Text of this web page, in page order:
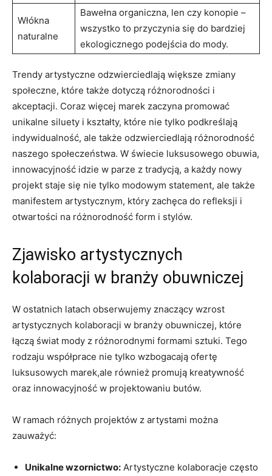
Włókna
naturalne
Bawełna organiczna, len czy konopie –
wszystko to przyczynia się do bardziej
ekologicznego podejścia do mody.
Trendy artystyczne odzwierciedlają większe zmiany
społeczne, które także dotyczą różnorodności i
akceptacji. Coraz więcej marek zaczyna promować
unikalne siluety i kształty, które nie tylko podkreślają
indywidualność, ale także odzwierciedlają różnorodność
naszego społeczeństwa. W świecie luksusowego obuwia,
innowacyjność idzie w parze z tradycją, a każdy nowy
projekt staje się nie tylko modowym statement, ale także
manifestem artystycznym, który zachęca do refleksji i
otwartości na różnorodność form i stylów.
Zjawisko artystycznych
kolaboracji w branży obuwniczej
W ostatnich latach obserwujemy znaczący wzrost
artystycznych kolaboracji w branży obuwniczej, które
łączą świat mody z różnorodnymi formami sztuki. Tego
rodzaju współprace nie tylko wzbogacają ofertę
luksusowych marek,ale również promują kreatywność
oraz innowacyjność w projektowaniu butów.
W ramach różnych projektów z artystami można
zauważyć:
Unikalne wzornictwo: Artystyczne kolaboracje często